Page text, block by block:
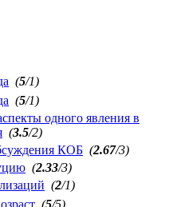
(5/1)
(5/1)
одного явления в
(3.5/2)
КОБ (2.67/3)
(2.33/3)
(2/1)
(5/5)